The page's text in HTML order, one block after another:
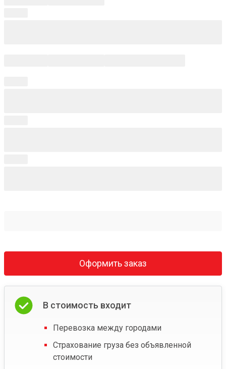
Оформить заказ
В стоимость входит
Перевозка между городами
Страхование груза без объявленной
стоимости